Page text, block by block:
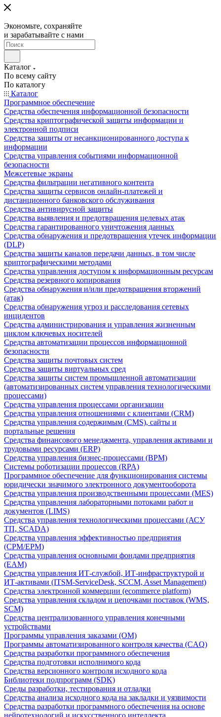
Экономьте, сохраняйте
и зарабатывайте с нами
Каталог
По всему сайту
По каталогу
Каталог
Программное обеспечение
Средства обеспечения информационной безопасности
Средства криптографической защиты информации и
электронной подписи
Средства защиты от несанкционированного доступа к
информации
Средства управления событиями информационной
безопасности
Межсетевые экраны
Средства фильтрации негативного контента
Средства защиты сервисов онлайн-платежей и
дистанционного банковского обслуживания
Средства антивирусной защиты
Средства выявления и предотвращения целевых атак
Средства гарантированного уничтожения данных
Средства обнаружения и предотвращения утечек информации
(DLP)
Средства защиты каналов передачи данных, в том числе
криптографическими методами
Средства управления доступом к информационным ресурсам
Средства резервного копирования
Средства обнаружения и/или предотвращения вторжений
(атак)
Средства обнаружения угроз и расследования сетевых
инцидентов
Средства администрирования и управления жизненным
циклом ключевых носителей
Средства автоматизации процессов информационной
безопасности
Средства защиты почтовых систем
Средства защиты виртуальных сред
Средства защиты систем промышленной автоматизации
(автоматизированных систем управления технологическими
процессами)
Средства управления процессами организации
Средства управления отношениями с клиентами (CRM)
Средства управления содержимым (CMS), сайты и
портальные решения
Средства финансового менеджмента, управления активами и
трудовыми ресурсами (ERP)
Средства управления бизнес-процессами (BPM)
Системы роботизации процессов (RPA)
Программное обеспечение для функционирования системы
юридически значимого электронного документооборота
Средства управления производственными процессами (MES)
Средства управления лабораторными потоками работ и
документов (LIMS)
Средства управления технологическими процессами (АСУ
ТП, SCADA)
Средства управления эффективностью предприятия
(CPM/EPM)
Средства управления основными фондами предприятия
(EAM)
Средства управления ИТ-службой, ИТ-инфраструктурой и
ИТ-активами (ITSM-ServiceDesk, SCCM, Asset Management)
Средства электронной коммерции (ecommerce platform)
Средства управления складом и цепочками поставок (WMS,
SCM)
Средства централизованного управления конечными
устройствами
Программы управления заказами (OM)
Программы автоматизированного контроля качества (CAQ)
Средства разработки программного обеспечения
Средства подготовки исполнимого кода
Средства версионного контроля исходного кода
Библиотеки подпрограмм (SDK)
Среды разработки, тестирования и отладки
Средства анализа исходного кода на закладки и уязвимости
Средства разработки программного обеспечения на основе
нейротехнологий и искусственного интеллекта